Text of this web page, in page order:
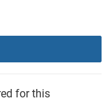
for this